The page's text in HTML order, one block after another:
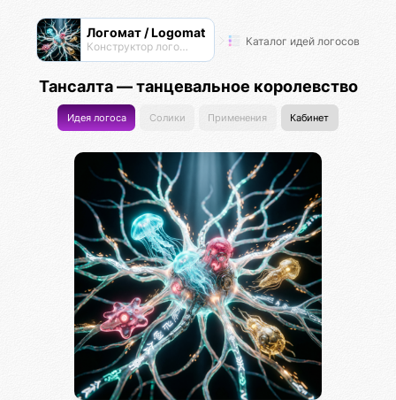
Логомат / Logomat
Конструктор логосов Каталог идей логосов
Тансалта — танцевальное королевство
Идея логоса Солики Применения Кабинет